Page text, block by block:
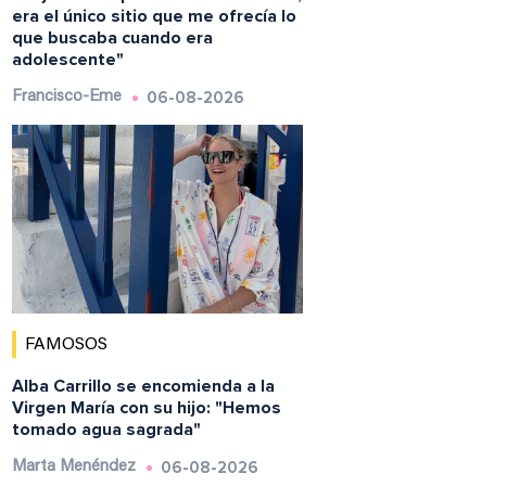
era el único sitio que me ofrecía lo
que buscaba cuando era
adolescente"
Francisco-Eme 06-08-2026
FAMOSOS
Alba Carrillo se encomienda a la
Virgen María con su hijo: "Hemos
tomado agua sagrada"
Marta Menéndez 06-08-2026